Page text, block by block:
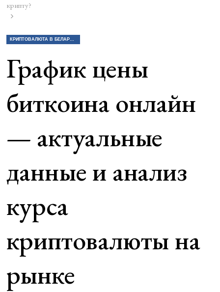
крипту?
КРИПТОВАЛЮТА В БЕЛАРУСИ: ЗАКОННО ЛИ ПОКУПАТЬ, ПРОДАВАТЬ КРИПТУ?
График цены
биткоина онлайн
— актуальные
данные и анализ
курса
криптовалюты на
рынке